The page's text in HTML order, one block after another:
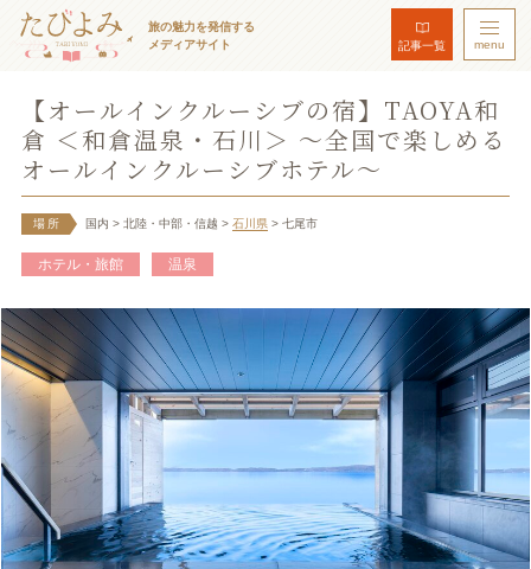
旅の魅力を発信する
メディアサイト
記事一覧 menu
【オールインクルーシブの宿】TAOYA和
倉 ＜和倉温泉・石川＞ ～全国で楽しめる
オールインクルーシブホテル～
場所 国内 > 北陸・中部・信越 > 石川県 > 七尾市
ホテル・旅館 温泉